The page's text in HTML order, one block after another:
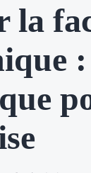
la